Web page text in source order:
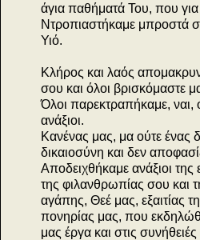
άγια παθήματά Του, που
Ντροπιαστήκαμε μπροστά
Υιό.
Κλήρος και λαός
σου και όλοι βρισκόμαστε
Όλοι παρεκτραπήκαμε, ναι,
ανάξιοι.
Κανένας μας, μα ούτε ένας
δικαιοσύνη και δεν
Αποδειχθήκαμε ανάξιοι
της φιλανθρωπίας σου και
αγάπης, Θεέ μας, εξαιτίας
πονηρίας μας, που
μας έργα και στις